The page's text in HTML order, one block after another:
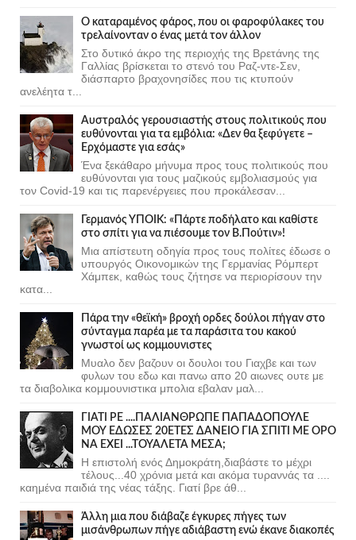
Ο καταραμένος φάρος, που οι φαροφύλακες του
τρελαίνονταν ο ένας μετά τον άλλον
Στο δυτικό άκρο της περιοχής της Βρετάνης της
Γαλλίας βρίσκεται το στενό του Ραζ-ντε-Σεν,
διάσπαρτο βραχονησίδες που τις κτυπούν
ανελέητα τ...
Αυστραλός γερουσιαστής στους πολιτικούς που
ευθύνονται για τα εμβόλια: «Δεν θα ξεφύγετε –
Ερχόμαστε για εσάς»
Ένα ξεκάθαρο μήνυμα προς τους πολιτικούς που
ευθύνονται για τους μαζικούς εμβολιασμούς για
τον Covid-19 και τις παρενέργειες που προκάλεσαν...
Γερμανός ΥΠΟΙΚ: «Πάρτε ποδήλατο και καθίστε
στο σπίτι για να πιέσουμε τον Β.Πούτιν»!
Μια απίστευτη οδηγία προς τους πολίτες έδωσε ο
υπουργός Οικονομικών της Γερμανίας Ρόμπερτ
Χάμπεκ, καθώς τους ζήτησε να περιορίσουν την
κατα...
Πάρα την «θεϊκή» βροχή ορδες δούλοι πήγαν στο
σύνταγμα παρέα με τα παράσιτα του κακού
γνωστοί ως κομμουνιστες
Μυαλο δεν βαζουν οι δουλοι του Γιαχβε και των
φυλων του εδω και πανω απο 20 αιωνες ουτε με
τα διαβολικα κομμουνιστικα μπολια εβαλαν μαλ...
ΓΙΑΤΙ ΡΕ ....ΠΑΛΙΑΝΘΡΩΠΕ ΠΑΠΑΔΟΠΟΥΛΕ
ΜΟΥ ΕΔΩΣΕΣ 20ΕΤΕΣ ΔΑΝΕΙΟ ΓΙΑ ΣΠΙΤΙ ΜΕ ΟΡΟ
ΝΑ ΕΧΕΙ ...ΤΟΥΑΛΕΤΑ ΜΕΣΑ;
Η επιστολή ενός Δημοκράτη,διαβάστε το μέχρι
τέλους...40 χρόνια μετά και ακόμα τυραννάς τα ....
καημένα παιδιά της νέας τάξης. Γιατί βρε άθ...
Άλλη μια που διάβαζε έγκυρες πήγες των
μισάνθρωπων πήγε αδιάβαστη ενώ έκανε διακοπές